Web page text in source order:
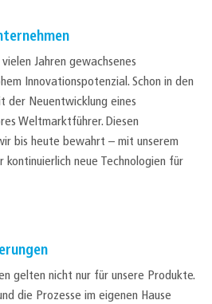
Jahren gewachsenes
Innovationspotenzial. Schon in den
der Neuentwicklung eines
Weltmarktführer. Diesen
bis heute bewahrt – mit unserem
kontinuierlich neue Technologien für
gelten nicht nur für unsere Produkte.
die Prozesse im eigenen Hause